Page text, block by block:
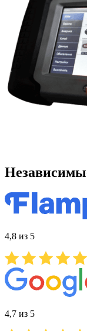
4,8 из 5
4,7 из 5